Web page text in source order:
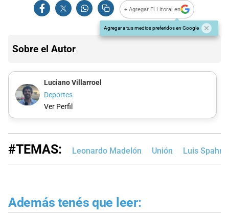
+ Agregar El Litoral en
Agregar a tus medios preferidos en Google
Sobre el Autor
Luciano Villarroel
Deportes
Ver Perfil
#TEMAS: Leonardo Madelón Unión Luis Spahn
Además tenés que leer: